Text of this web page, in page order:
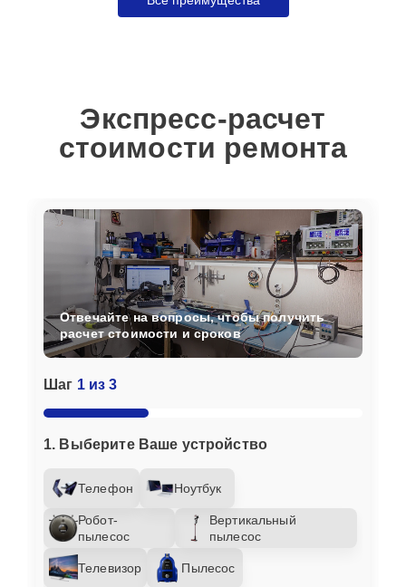
Экспресс-расчет
стоимости ремонта
Шаг 1 из 3
1. Выберите Ваше устройство
Телефон Ноутбук
Робот-
пылесос
Вертикальный
пылесос
Телевизор
Пылесос
Отвечайте на вопросы, чтобы получить
расчет стоимости и сроков